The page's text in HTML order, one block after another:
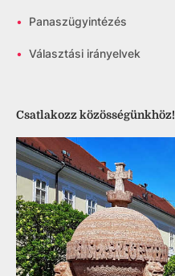
• Panaszügyintézés
• Választási irányelvek
Csatlakozz közösségünkhöz!